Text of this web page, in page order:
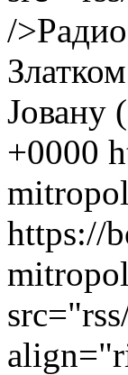
/
Јовану
+0000
https://